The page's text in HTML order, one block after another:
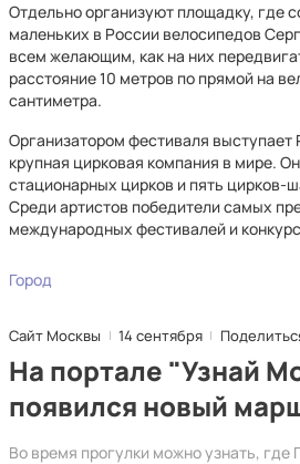
Отдельно организуют площадку, где
маленьких в России велосипедов
всем желающим, как на них
расстояние 10 метров по прямой на
сантиметра.
Организатором фестиваля выступает
крупная цирковая компания в мире.
стационарных цирков и пять цирков-
Среди артистов победители самых
международных фестивалей и
Город
Сайт Москвы 14 сентября
На портале "Узнай
появился новый
Во время прогулки можно узнать, где